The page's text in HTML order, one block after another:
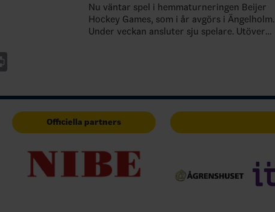
Nu väntar spel i hemmaturneringen Beijer
Hockey Games, som i år avgörs i Ängelholm.
Under veckan ansluter sju spelare. Utöver
Officiella partners